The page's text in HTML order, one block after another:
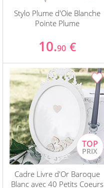
Stylo Plume d'Oie Blanche
Pointe Plume
10.90 €
Cadre Livre d'Or Baroque
Blanc avec 40 Petits Coeurs